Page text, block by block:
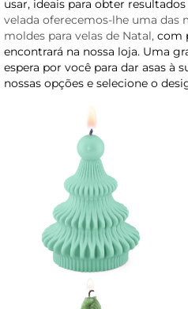
usar, ideais para obter
velada oferecemos-lhe uma das
moldes para velas de Natal, com
encontrará na nossa loja. Uma
espera por você para dar asas à
nossas opções e selecione o